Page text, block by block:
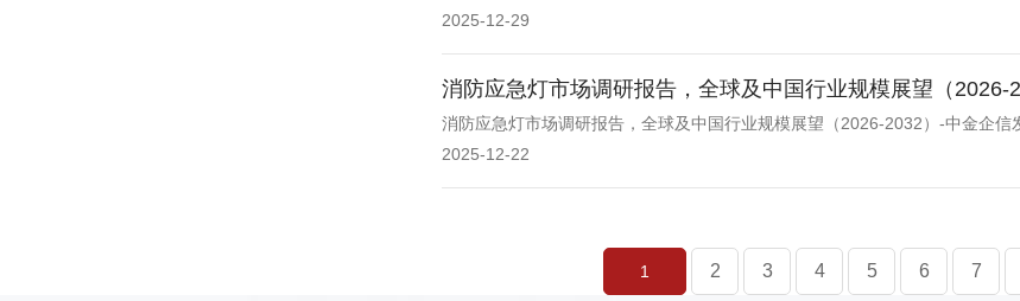
2025-12-29
消防应急灯市场调研报告，全球及中国行业规模展望（2026-
消防应急灯市场调研报告，全球及中国行业规模展望（2026-2032）-中金企信
2025-12-22
1 2 3 4 5 6 7